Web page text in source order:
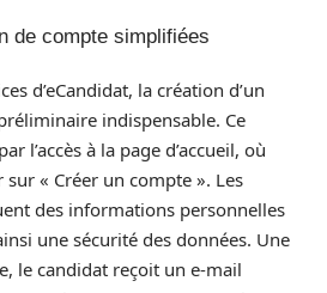
de compte simplifiées
d’eCandidat, la création d’un
indispensable. Ce
l’accès à la page d’accueil, où
« Créer un compte ». Les
des informations personnelles
une sécurité des données. Une
le candidat reçoit un e-mail